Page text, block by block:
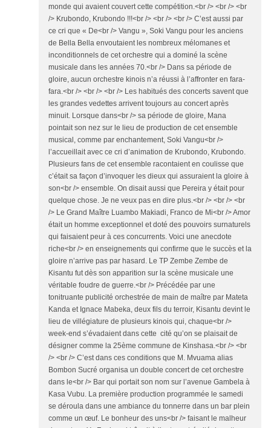
monde qui avaient couvert cette compétition.<br /> <br /> <br
/> Krubondo, Krubondo !!!<br /> <br /> <br /> C’est aussi par
ce cri que « De<br /> Vangu », Soki Vangu pour les anciens
de Bella Bella envoutaient les nombreux mélomanes et
inconditionnels de cet orchestre qui a dominé la scène
musicale dans les années 70.<br /> Dans sa période de
gloire, aucun orchestre kinois n’a réussi à l’affronter en fara-
fara.<br /> <br /> <br /> Les habitués des concerts savent que
les grandes vedettes arrivent toujours au concert après
minuit. Lorsque dans<br /> sa période de gloire, Mana
pointait son nez sur le lieu de production de cet ensemble
musical, comme par enchantement, Soki Vangu<br />
l’accueillait avec ce cri d’animation de Krubondo, Krubondo.
Plusieurs fans de cet ensemble racontaient en coulisse que
c’était sa façon d’invoquer les dieux qui assuraient la gloire à
son<br /> ensemble. On disait aussi que Pereira y était pour
quelque chose. Je ne veux pas en dire plus.<br /> <br /> <br
/> Le Grand Maître Luambo Makiadi, Franco de Mi<br /> Amor
était un homme exceptionnel et doté des pouvoirs surnaturels
qui faisaient peur à ces concurrents. Voici une anecdote
riche<br /> en enseignements qui confirme que le succès et la
gloire n’arrive pas par hasard. Le TP Zembe Zembe de
Kisantu fut dès son apparition sur la scène musicale une
véritable foudre de guerre.<br /> Précédée par une
tonitruante publicité orchestrée de main de maître par Mateta
Kanda et Ignace Mabeka, deux fils du terroir, Kisantu devint le
lieu de villégiature de plusieurs kinois qui, chaque<br />
week-end s’évadaient dans cette cité qu’on se plaisait de
désigner comme la 25ème commune de Kinshasa.<br /> <br
/> <br /> C’est dans ces conditions que M. Mvuama alias
Bombon Sucré organisa un double concert de cet orchestre
dans le<br /> Bar qui portait son nom sur l’avenue Gambela à
Kasa Vubu. La première production programmée le samedi
se déroula dans une ambiance du tonnerre dans un bar plein
comme un œuf. Le bonheur des uns<br /> faisant le malheur